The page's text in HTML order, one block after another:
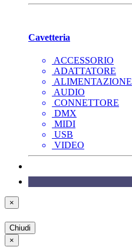
Cavetteria
ACCESSORIO
ADATTATORE
ALIMENTAZIONE
AUDIO
CONNETTORE
DMX
MIDI
USB
VIDEO
×
Chiudi
×